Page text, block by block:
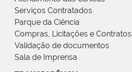
Serviços Contratados
Parque da Ciência
Compras, Licitações e Contratos
Validação de documentos
Sala de Imprensa